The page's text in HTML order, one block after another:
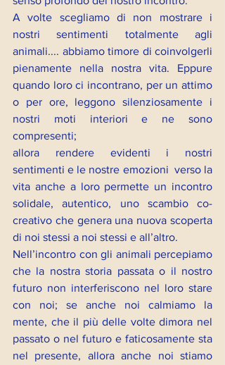
A volte scegliamo di non mostrare i
nostri sentimenti totalmente agli
animali.... abbiamo timore di coinvolgerli
pienamente nella nostra vita. Eppure
quando loro ci incontrano, per un attimo
o per ore, leggono silenziosamente i
nostri moti interiori e ne sono
compresenti;
allora rendere evidenti i nostri
sentimenti e le nostre emozioni  verso la
vita anche a loro permette un incontro
solidale, autentico, uno scambio co-
creativo che genera una nuova scoperta
di noi stessi a noi stessi e all’altro.
Nell’incontro con gli animali percepiamo
che la nostra storia passata o il nostro
futuro non interferiscono nel loro stare
con noi; se anche noi calmiamo la
mente, che il più delle volte dimora nel
passato o nel futuro e faticosamente sta
nel presente, allora anche noi stiamo